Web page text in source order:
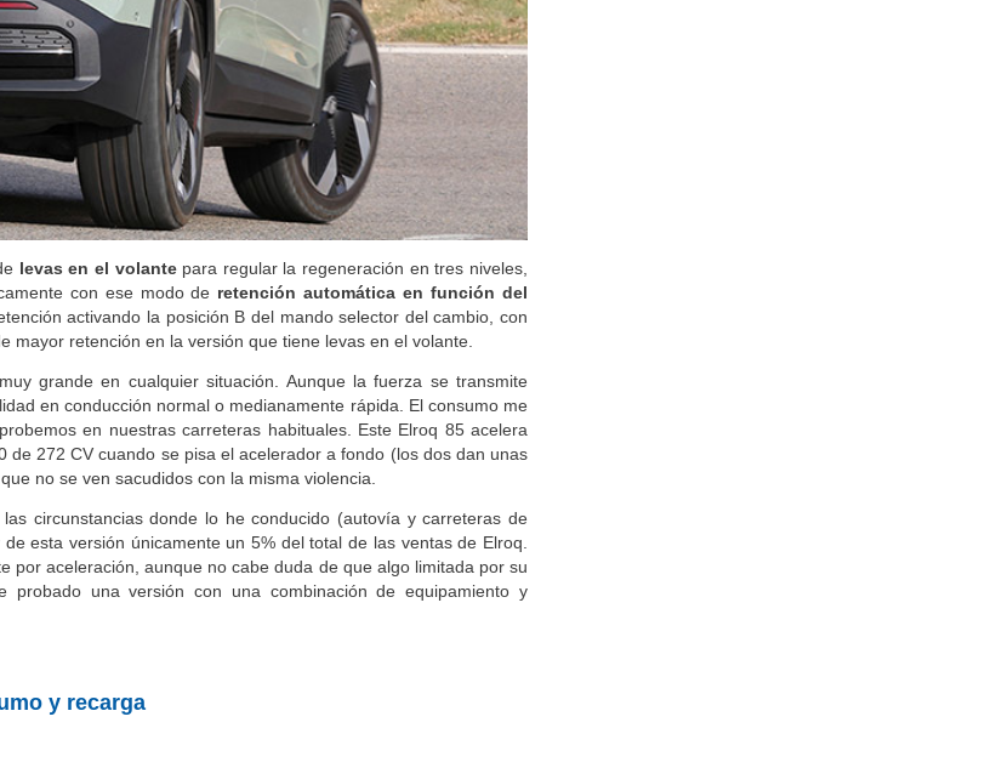
levas en el volantepara regular la regeneración en tres niveles,
con ese modo de retención automática en función del
activando la posición B del mando selector del cambio, con
mayor retención en la versión que tiene levas en el volante.
grande en cualquier situación. Aunque la fuerza se transmite
en conducción normal o medianamente rápida. El consumo me
en nuestras carreteras habituales. Este Elroq 85 acelera
272 CV cuando se pisa el acelerador a fondo (los dos dan unas
no se ven sacudidos con la misma violencia.
circunstancias donde lo he conducido (autovía y carreteras de
esta versión únicamente un 5% del total de las ventas de Elroq.
por aceleración, aunque no cabe duda de que algo limitada por su
una versión con una combinación de equipamiento y
y recarga